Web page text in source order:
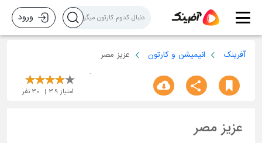
ورود
آفرینک انیمیشن و کارتون عزیز مصر
امتیاز 3.9
30 نفر
عزیز مصر